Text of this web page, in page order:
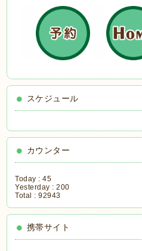
スケジュール
カウンター
Today :45
Yesterday :200
Total :92943
携帯サイト